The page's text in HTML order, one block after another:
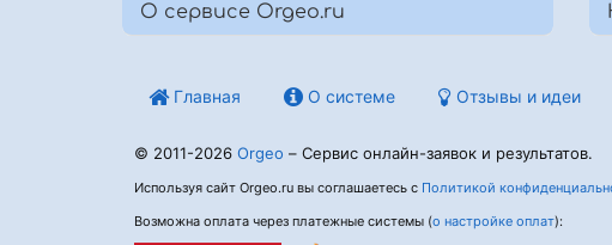
О сервисе Orgeo.ru
Главная О системе Отзывы и идеи
© 2011-2026 Orgeo – Сервис онлайн-заявок и результатов.
Используя сайт Orgeo.ru вы соглашаетесь с Политикой
Возможна оплата через платежные системы (о настройке оплат):